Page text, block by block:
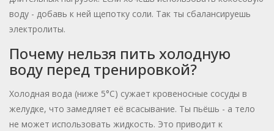
воду - добавь к ней щепотку соли. Так ты сбалансируешь
электролиты.
Почему нельзя пить холодную
воду перед тренировкой?
Холодная вода (ниже 5°C) сужает кровеносные сосуды в
желудке, что замедляет её всасывание. Ты пьёшь - а тело
не может использовать жидкость. Это приводит к